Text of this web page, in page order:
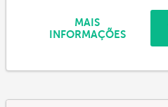
MAIS
INFORMAÇÕES